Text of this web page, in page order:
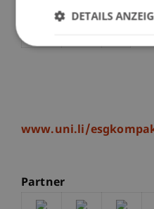
Schirmherrschaft
www.uni.li/
Partner
DETAILS